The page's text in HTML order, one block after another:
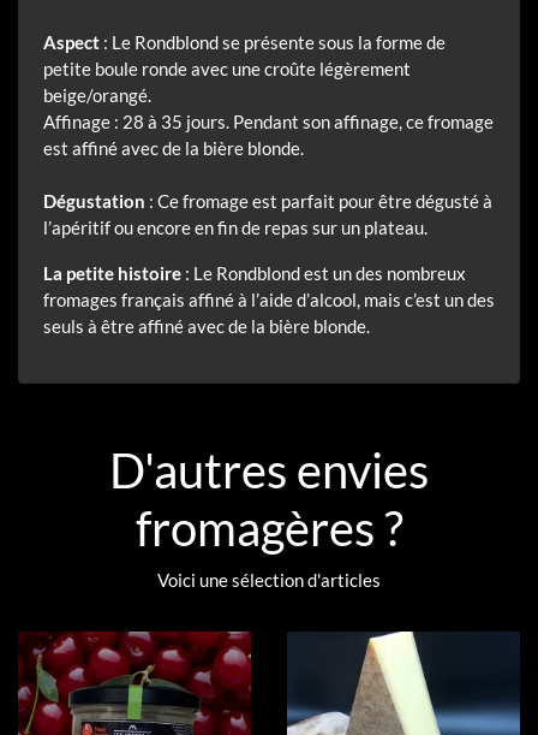
Aspect : Le Rondblond se présente sous la forme de
petite boule ronde avec une croûte légèrement
beige/orangé.
Affinage : 28 à 35 jours. Pendant son affinage, ce fromage
est affiné avec de la bière blonde.
Dégustation : Ce fromage est parfait pour être dégusté à
l’apéritif ou encore en fin de repas sur un plateau.
La petite histoire : Le Rondblond est un des nombreux
fromages français affiné à l’aide d’alcool, mais c’est un des
seuls à être affiné avec de la bière blonde.
D'autres envies
fromagères ?
Voici une sélection d'articles